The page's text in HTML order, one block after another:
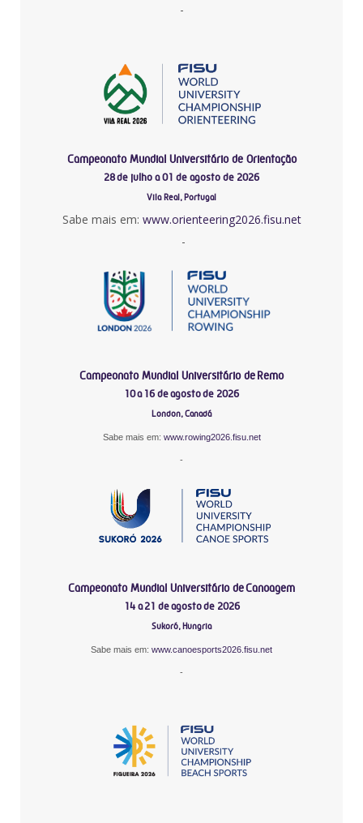
-
Campeonato Mundial Universitário de Orientação
28 de julho a 01 de agosto de 2026
Vila Real, Portugal
Sabe mais em: www.orienteering2026.fisu.net
-
Campeonato Mundial Universitário de Remo
10 a 16 de agosto de 2026
London, Canadá
Sabe mais em: www.rowing2026.fisu.net
-
Campeonato Mundial Universitário de Canoagem
14 a 21 de agosto de 2026
Sukoró, Hungria
Sabe mais em: www.canoesports2026.fisu.net
-